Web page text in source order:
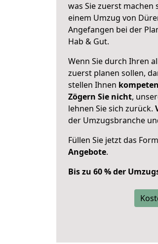
was Sie zuerst machen
einem Umzug von
Angefangen bei der
Hab & Gut.
Wenn Sie durch Ihren
zuerst planen sollen,
stellen Ihnen
Zögern Sie nicht,
lehnen Sie sich zurück.
der Umzugsbranche
Füllen Sie jetzt das
Angebote.
Bis zu 60 % der